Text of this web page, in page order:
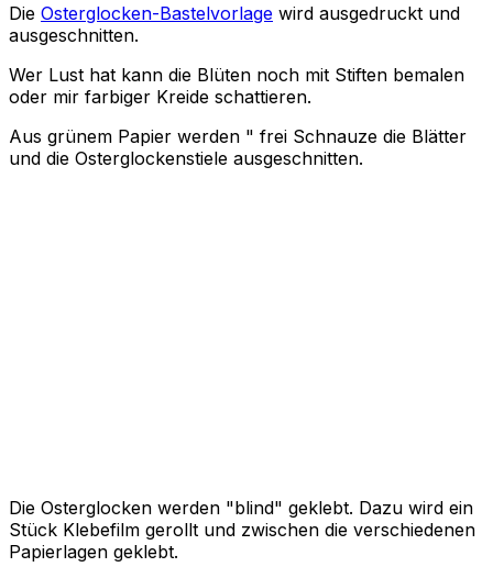
Die Osterglocken-Bastelvorlage wird ausgedruckt und
ausgeschnitten.
Wer Lust hat kann die Blüten noch mit Stiften bemalen
oder mir farbiger Kreide schattieren.
Aus grünem Papier werden " frei Schnauze die Blätter
und die Osterglockenstiele ausgeschnitten.
Die Osterglocken werden "blind" geklebt. Dazu wird ein
Stück Klebefilm gerollt und zwischen die verschiedenen
Papierlagen geklebt.